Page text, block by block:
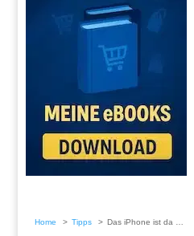
Home Tipps Das iPhone ist da …